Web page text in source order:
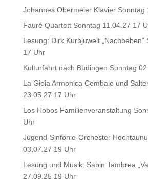
Johannes Obermeier Klavier Sonntag
Fauré Quartett Sonntag 11.04.27 17
Lesung: Dirk Kurbjuweit
17 Uhr
Kulturfahrt nach Büdingen Sonntag
La Gioia Armonica Cembalo und
23.05.27 17 Uhr
Los Hobos Familienveranstaltung
Uhr
Jugend-Sinfonie-Orchester
03.07.27 19 Uhr
Lesung und Musik: Sabin Tambrea
27.09.25 19 Uhr